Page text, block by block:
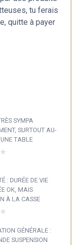
tu ferais
quitte à payer
SYMPA
SURTOUT AU-
TABLE
: DURÉE DE VIE
OK, MAIS
À LA CASSE
GÉNÉRALE :
SUSPENSION